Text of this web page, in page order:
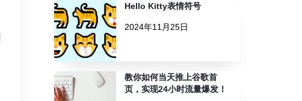
Hello Kitty表情符号
2024年11月25日
教你如何当天推上谷歌首
页，实现24小时流量爆发！